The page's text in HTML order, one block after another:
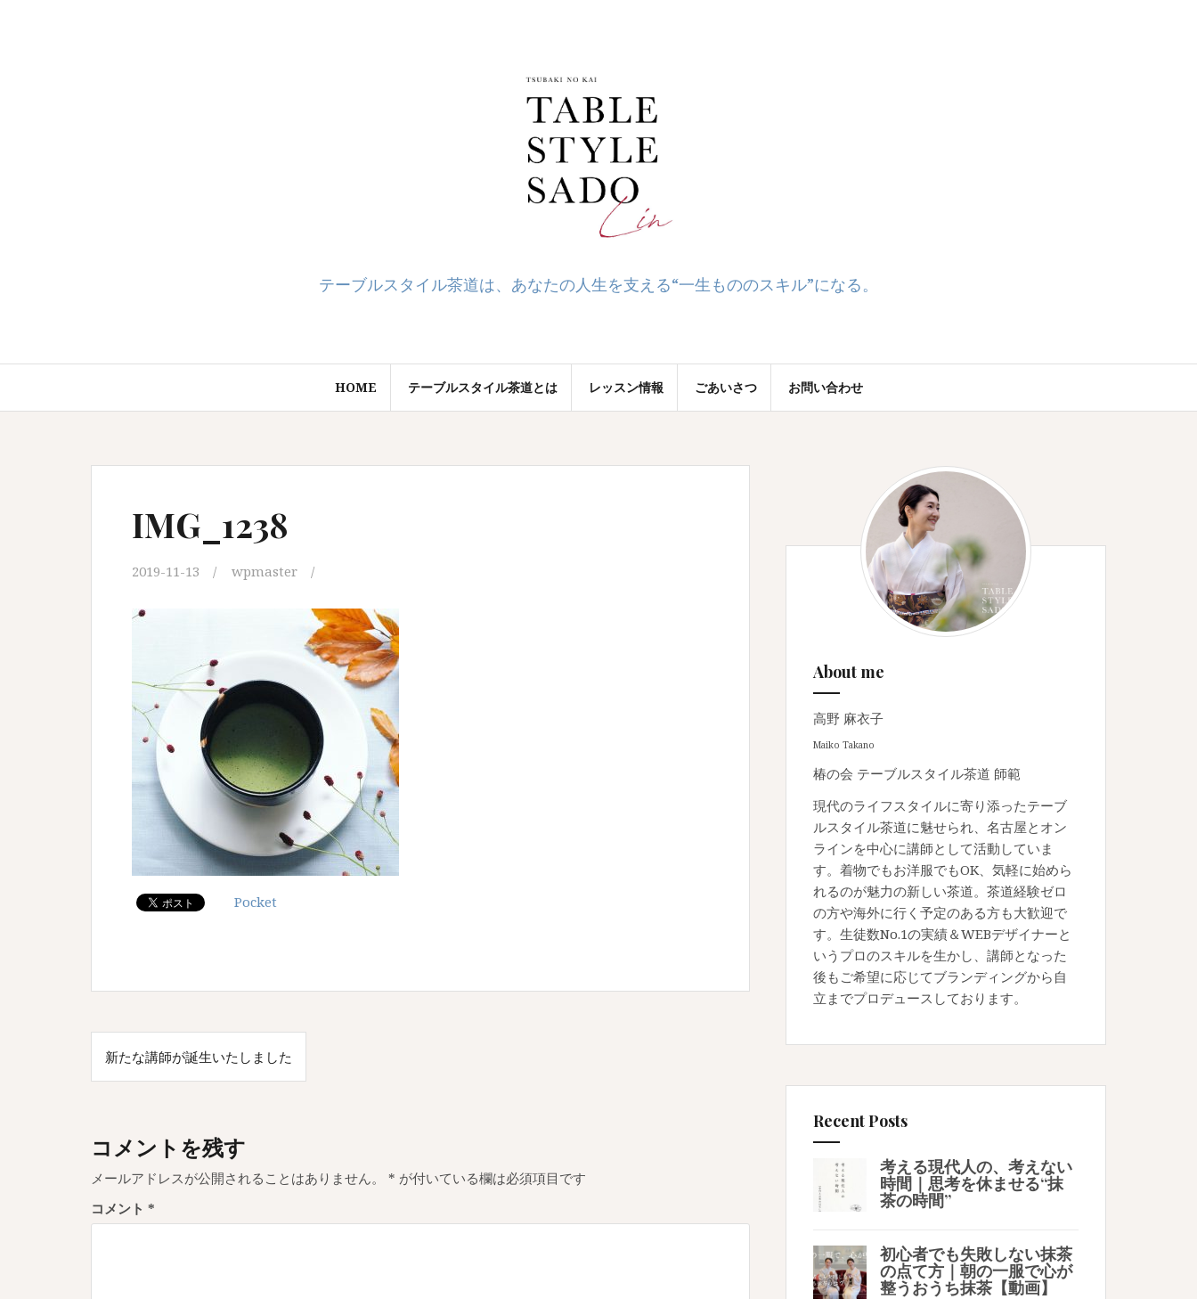
テーブルスタイル茶道は、あなたの人生を支える“一生もののスキル”になる。
HOME テーブルスタイル茶道とは レッスン情報 ごあいさつ お問い合わせ
IMG_1238
2019-11-13 wpmaster
Pocket
投
稿
ビ
ゲ
ー
シ
新たな講師が誕生いたしました
コメントを残す
メールアドレスが公開されることはありません。 * が付いている欄は必須項目です
コメント *
About me
高野 麻衣子
Maiko Takano
椿の会 テーブルスタイル茶道 師範
現代のライフスタイルに寄り添ったテーブ
ルスタイル茶道に魅せられ、名古屋とオン
ラインを中心に講師として活動していま
す。着物でもお洋服でもOK、気軽に始めら
れるのが魅力の新しい茶道。茶道経験ゼロ
の方や海外に行く予定のある方も大歓迎で
す。生徒数No.1の実績＆WEBデザイナーと
いうプロのスキルを生かし、講師となった
後もご希望に応じてブランディングから自
立までプロデュースしております。
Recent Posts
考える現代人の、考えない
時間｜思考を休ませる“抹
茶の時間”
初心者でも失敗しない抹茶
の点て方｜朝の一服で心が
整うおうち抹茶【動画】